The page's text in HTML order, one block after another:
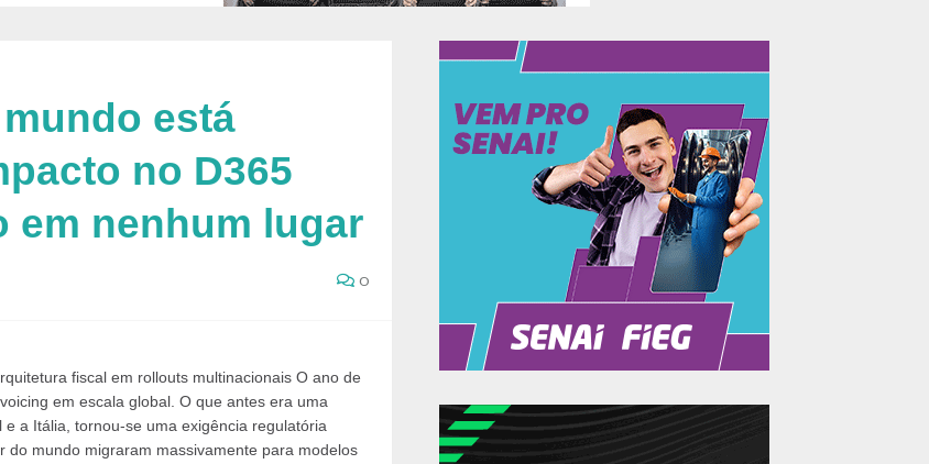
está
no D365
em nenhum lugar
0
fiscal em rollouts multinacionais O ano de
em escala global. O que antes era uma
a Itália, tornou-se uma exigência regulatória
mundo migraram massivamente para modelos